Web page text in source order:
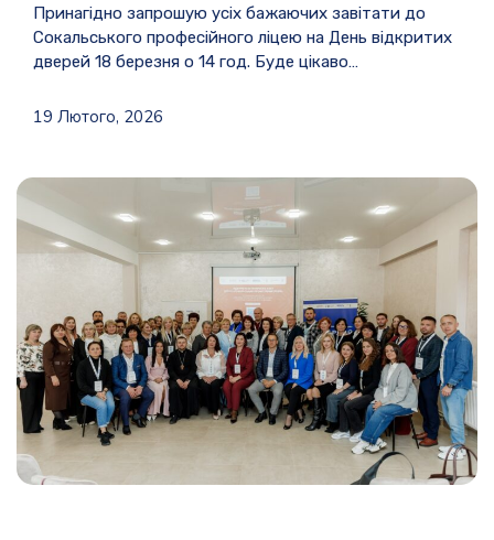
Принагідно запрошую усіх бажаючих завітати до
Сокальського професійного ліцею на День відкритих
дверей 18 березня о 14 год. Буде цікаво…
19 Лютого, 2026